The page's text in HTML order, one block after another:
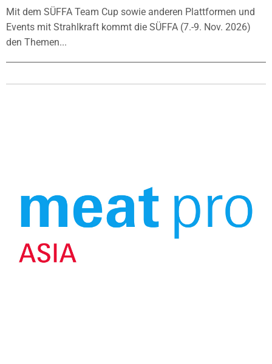
Mit dem SÜFFA Team Cup sowie anderen Plattformen und
Events mit Strahlkraft kommt die SÜFFA (7.-9. Nov. 2026)
den Themen...